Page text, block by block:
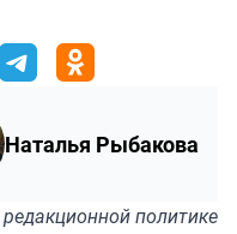
Наталья Рыбакова
редакционной политике